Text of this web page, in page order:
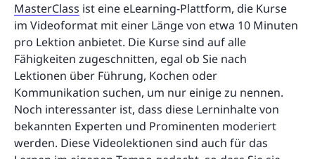
MasterClass ist eine eLearning-Plattform, die Kurse
im Videoformat mit einer Länge von etwa 10 Minuten
pro Lektion anbietet. Die Kurse sind auf alle
Fähigkeiten zugeschnitten, egal ob Sie nach
Lektionen über Führung, Kochen oder
Kommunikation suchen, um nur einige zu nennen.
Noch interessanter ist, dass diese Lerninhalte von
bekannten Experten und Prominenten moderiert
werden. Diese Videolektionen sind auch für das